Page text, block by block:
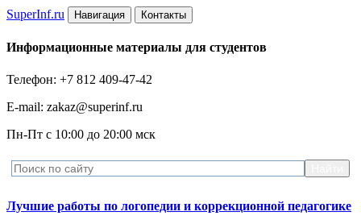
SuperInf.ru Навигация Контакты
Информационные материалы для студентов
Телефон: +7 812 409-47-42
E-mail: zakaz@superinf.ru
Пн-Пт с 10:00 до 20:00 мск
Лучшие работы по логопедии и коррекционной педагогике